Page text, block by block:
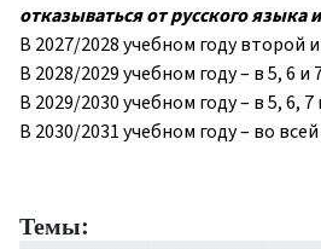
отказываться от русского
В 2027/2028 учебном году второй
В 2028/2029 учебном году – в 5, 6 и
В 2029/2030 учебном году – в 5, 6, 7
В 2030/2031 учебном году – во
Темы: